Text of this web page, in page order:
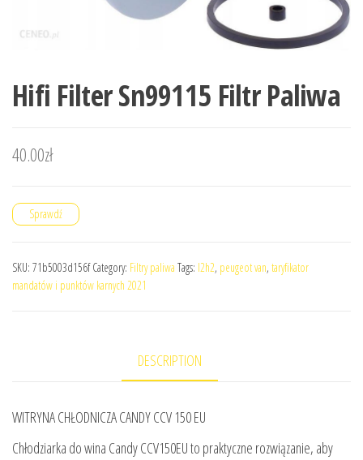
Hifi Filter Sn99115 Filtr Paliwa
40.00zł
Sprawdź
SKU: 71b5003d156f Category: Filtry paliwa Tags: l2h2, peugeot van, taryfikator
mandatów i punktów karnych 2021
DESCRIPTION
WITRYNA CHŁODNICZA CANDY CCV 150 EU
Chłodziarka do wina Candy CCV150EU to praktyczne rozwiązanie, aby